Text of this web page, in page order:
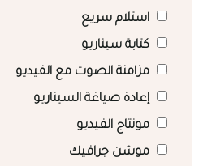
استلام سريع
كتابة سيناريو
مزامنة الصوت مع الفيديو
إعادة صياغة السيناريو
مونتاج الفيديو
موشن جرافيك